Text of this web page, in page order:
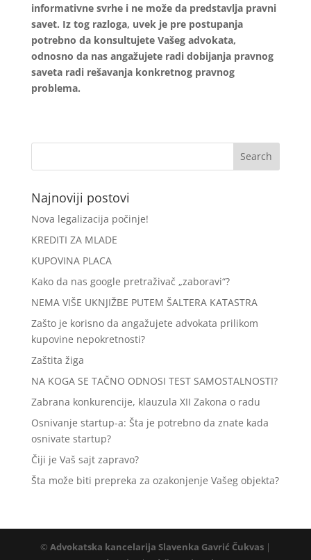
informativne svrhe i ne može da predstavlja pravni
savet. Iz tog razloga, uvek je pre postupanja
potrebno da konsultujete Vašeg advokata,
odnosno da nas angažujete radi dobijanja pravnog
saveta radi rešavanja konkretnog pravnog
problema.
Najnoviji postovi
Nova legalizacija počinje!
KREDITI ZA MLADE
KUPOVINA PLACA
Kako da nas google pretraživač „zaboravi“?
NEMA VIŠE UKNJIŽBE PUTEM ŠALTERA KATASTRA
Zašto je korisno da angažujete advokata prilikom
kupovine nepokretnosti?
Zaštita žiga
NA KOGA SE TAČNO ODNOSI TEST SAMOSTALNOSTI?
Zabrana konkurencije, klauzula XII Zakona o radu
Osnivanje startup-a: Šta je potrebno da znate kada
osnivate startup?
Čiji je Vaš sajt zapravo?
Šta može biti prepreka za ozakonjenje Vašeg objekta?
© Advokatska kancelarija Slavenka Gavrić Čukvas|